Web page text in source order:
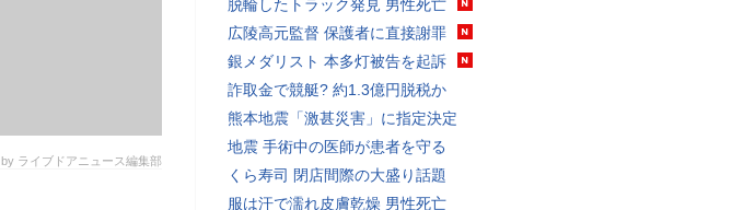
by ライブドアニュース編集部
脱輪したトラック発見 男性死亡
広陵高元監督 保護者に直接謝罪
銀メダリスト 本多灯被告を起訴
詐取金で競艇? 約1.3億円脱税か
熊本地震「激甚災害」に指定決定
地震 手術中の医師が患者を守る
くら寿司 閉店間際の大盛り話題
服は汗で濡れ皮膚乾燥 男性死亡